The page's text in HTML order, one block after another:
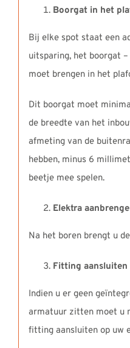
Boorgat in het
Bij elke spot staat een
uitsparing, het boorgat
moet brengen in het
Dit boorgat moet
de breedte van het
afmeting van de
hebben, minus 6
beetje mee spelen.
Elektra
Na het boren brengt u
Fitting aansluiten
Indien u er geen
armatuur zitten moet u
fitting aansluiten op uw